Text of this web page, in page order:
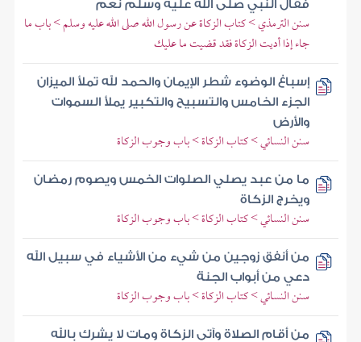
فقال النبي صلى الله عليه وسلم نعم
سنن الترمذي > كتاب الزكاة عن رسول الله صلى الله عليه وسلم > باب ما
جاء إذا أديت الزكاة فقد قضيت ما عليك
إسباغ الوضوء شطر الإيمان والحمد لله تملأ الميزان
الجزء الخامس والتسبيح والتكبير يملأ السموات
والأرض
سنن النسائي > كتاب الزكاة > باب وجوب الزكاة
ما من عبد يصلي الصلوات الخمس ويصوم رمضان
ويخرج الزكاة
سنن النسائي > كتاب الزكاة > باب وجوب الزكاة
من أنفق زوجين من شيء من الأشياء في سبيل الله
دعي من أبواب الجنة
سنن النسائي > كتاب الزكاة > باب وجوب الزكاة
من أقام الصلاة وآتى الزكاة ومات لا يشرك بالله